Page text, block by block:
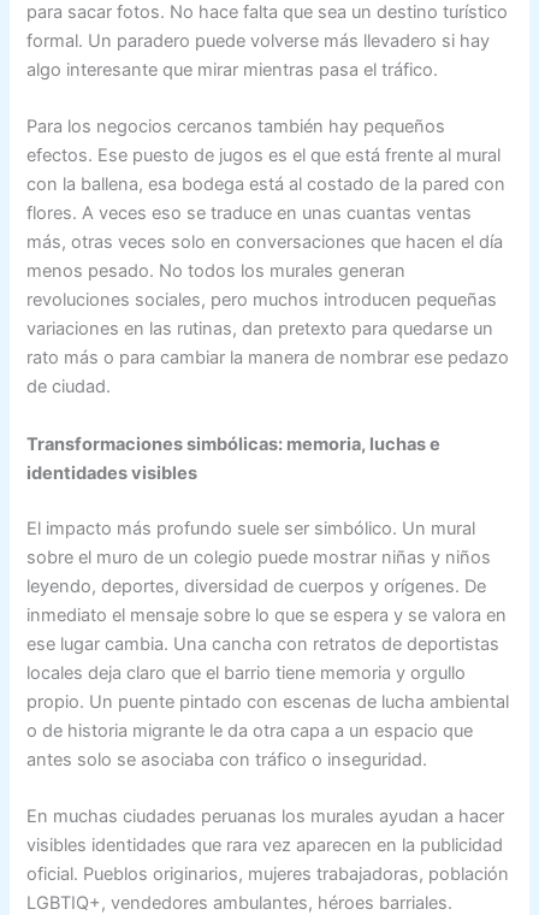
para sacar fotos. No hace falta que sea un destino turístico
formal. Un paradero puede volverse más llevadero si hay
algo interesante que mirar mientras pasa el tráfico.
Para los negocios cercanos también hay pequeños
efectos. Ese puesto de jugos es el que está frente al mural
con la ballena, esa bodega está al costado de la pared con
flores. A veces eso se traduce en unas cuantas ventas
más, otras veces solo en conversaciones que hacen el día
menos pesado. No todos los murales generan
revoluciones sociales, pero muchos introducen pequeñas
variaciones en las rutinas, dan pretexto para quedarse un
rato más o para cambiar la manera de nombrar ese pedazo
de ciudad.
Transformaciones simbólicas: memoria, luchas e
identidades visibles
El impacto más profundo suele ser simbólico. Un mural
sobre el muro de un colegio puede mostrar niñas y niños
leyendo, deportes, diversidad de cuerpos y orígenes. De
inmediato el mensaje sobre lo que se espera y se valora en
ese lugar cambia. Una cancha con retratos de deportistas
locales deja claro que el barrio tiene memoria y orgullo
propio. Un puente pintado con escenas de lucha ambiental
o de historia migrante le da otra capa a un espacio que
antes solo se asociaba con tráfico o inseguridad.
En muchas ciudades peruanas los murales ayudan a hacer
visibles identidades que rara vez aparecen en la publicidad
oficial. Pueblos originarios, mujeres trabajadoras, población
LGBTIQ+, vendedores ambulantes, héroes barriales.